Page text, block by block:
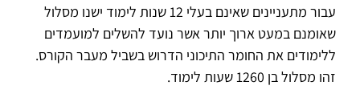
עבור מתעניינים שאינם בעלי 12 שנות לימוד ישנו מסלול
שאומנם במעט ארוך יותר אשר נועד להשלים למועמדים
ללימודים את החומר התיכוני הדרוש בשביל מעבר הקורס.
זהו מסלול בן 1260 שעות לימוד.